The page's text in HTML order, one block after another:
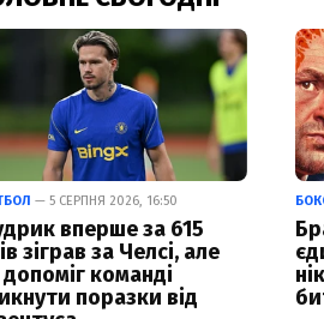
— 5 СЕРПНЯ 2026, 16:50
вперше за 615
зіграв за Челсі, але
команді
поразки від